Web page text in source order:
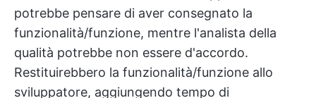
potrebbe pensare di aver consegnato la
funzionalità/funzione, mentre l'analista della
qualità potrebbe non essere d'accordo.
Restituirebbero la funzionalità/funzione allo
sviluppatore, aggiungendo tempo di